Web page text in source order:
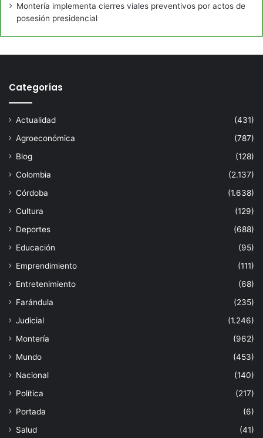
Montería implementa cierres viales preventivos por actos de
posesión presidencial
Categorías
Actualidad
(431)
Agroeconómica
(787)
Blog
(128)
Colombia
(2.137)
Córdoba
(1.638)
Cultura
(129)
Deportes
(688)
Educación
(95)
Emprendimiento
(111)
Entretenimiento
(68)
Farándula
(235)
Judicial
(1.246)
Montería
(962)
Mundo
(453)
Nacional
(140)
Política
(217)
Portada
(6)
Salud
(41)